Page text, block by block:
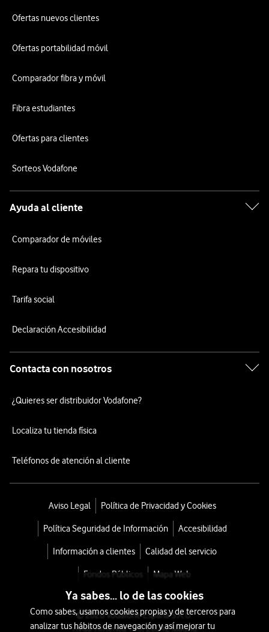
Ofertas nuevos clientes
Ofertas portabilidad móvil
Comparador fibra y móvil
Fibra estudiantes
Ofertas para clientes
Sorteos Vodafone
Ayuda al cliente
Comparador de móviles
Repara tu dispositivo
Tarifa social
Declaración Accesibilidad
Contacta con nosotros
¿Quieres ser distribuidor Vodafone?
Localiza tu tienda física
Teléfonos de atención al cliente
Aviso Legal Política de Privacidad y Cookies
Política Seguridad de Información Accesibilidad
Información a clientes Calidad del servicio
Fondos Públicos Mapa Web
© 2026 Vodafone España S.A.U.
Avda. América 115, 28042 Madrid
Ya sabes... lo de las cookies
Como sabes, usamos cookies propias y de terceros para
analizar tus hábitos de navegación y así mejorar tu